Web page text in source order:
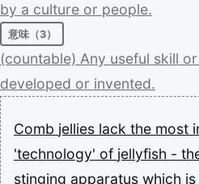
by a culture or people.
意味（3）
(countable) Any useful skill or
developed or invented.
Comb jellies lack the most
'technology' of jellyfish -
stinging apparatus which is